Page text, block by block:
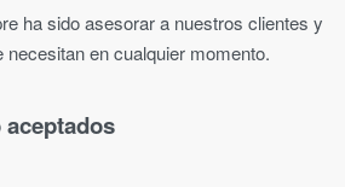
ha sido asesorar a nuestros clientes y
necesitan en cualquier momento.